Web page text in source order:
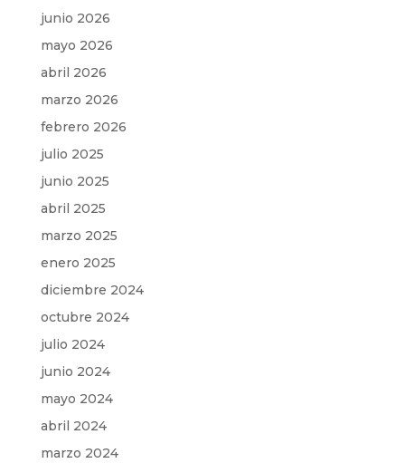
junio 2026
mayo 2026
abril 2026
marzo 2026
febrero 2026
julio 2025
junio 2025
abril 2025
marzo 2025
enero 2025
diciembre 2024
octubre 2024
julio 2024
junio 2024
mayo 2024
abril 2024
marzo 2024